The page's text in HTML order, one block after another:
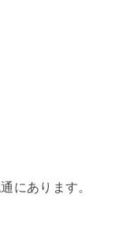
にあります。